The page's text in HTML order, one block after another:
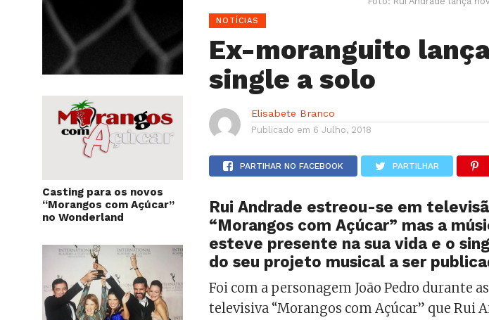
Casting para os novos
“Morangos com Açúcar”
no Wonderland
NOTÍCIAS
Ex-moranguito
single a solo
Elisabete Branco
Publicado em 6 Julho, 2018
PARTIHAR NO FACEBOOK PARTILHAR
Rui Andrade estreou-se em
“Morangos com Açúcar” mas a
esteve presente na sua vida e o
do seu projeto musical a ser
Foi com a personagem João Pedro durante
televisiva “Morangos com Açúcar” que Rui